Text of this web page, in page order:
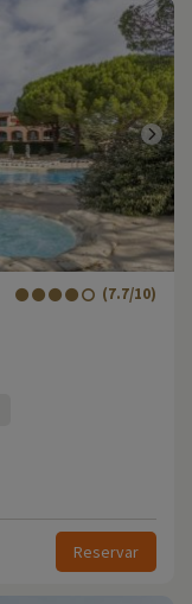
(7.7/10)
Reservar